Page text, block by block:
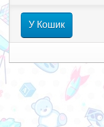
У Кошик